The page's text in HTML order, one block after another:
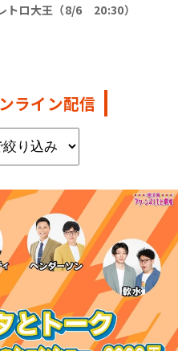
トロ大王（8/6 20:30）
ライン配信